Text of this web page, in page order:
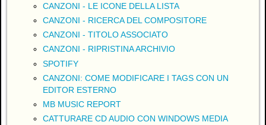
CANZONI - LE ICONE DELLA LISTA
CANZONI - RICERCA DEL COMPOSITORE
CANZONI - TITOLO ASSOCIATO
CANZONI - RIPRISTINA ARCHIVIO
SPOTIFY
CANZONI: COME MODIFICARE I TAGS CON UN
EDITOR ESTERNO
MB MUSIC REPORT
CATTURARE CD AUDIO CON WINDOWS MEDIA